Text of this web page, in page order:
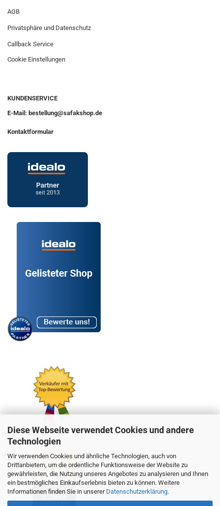
Diese Webseite verwendet Cookies und andere
Technologien
Wir verwenden Cookies und ähnliche Technologien, auch von
Drittanbietern, um die ordentliche Funktionsweise der Website zu
gewährleisten, die Nutzung unseres Angebotes zu analysieren und Ihnen
ein bestmögliches Einkaufserlebnis bieten zu können. Weitere
Informationen finden Sie in unserer Datenschutzerklärung.
AGB
Privatsphäre und Datenschutz
Callback Service
Cookie Einstellungen
KUNDENSERVICE
E-Mail: bestellung@safakshop.de
Kontaktformular